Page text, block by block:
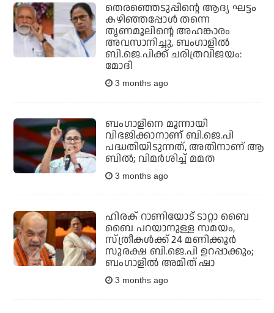
തെരഞ്ഞെടുപ്പിന്റെ ആദ്യ ഘട്ടം
കഴിഞ്ഞപ്പോള്‍ തന്നെ
തൃണമൂലിന്റെ അഹങ്കാരം
അവസാനിച്ചു, ബംഗാളില്‍
ബി.ജെ.പിക്ക് ചരിത്രവിജയം:
മോദി
3 months ago
ബംഗാളിനെ മൂന്നായി
വിഭജിക്കാനാണ് ബി.ജെ.പി
പദ്ധതിയിടുന്നത്, അതിനാണ് ആ
ബില്‍; വിമര്‍ശിച്ച് മമത
3 months ago
ഹിരക് റാണിയോട് ടാറ്റാ ബൈ
ബൈ പറയാനുള്ള സമയം,
സ്ത്രീകള്‍ക്ക് 24 മണിക്കൂര്‍
സുരക്ഷ ബി.ജെ.പി ഉറപ്പാക്കും;
ബംഗാളില്‍ അമിത് ഷാ
3 months ago